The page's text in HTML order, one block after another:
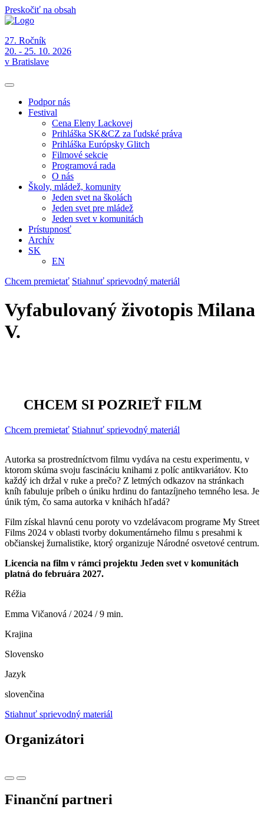
Preskočiť na obsah
27. Ročník
20. - 25. 10. 2026
v Bratislave
Podpor nás
Festival
Cena Eleny Lackovej
Prihláška SK&CZ za ľudské práva
Prihláška Európsky Glitch
Filmové sekcie
Programová rada
O nás
Školy, mládež, komunity
Jeden svet na školách
Jeden svet pre mládež
Jeden svet v komunitách
Prístupnosť
Archív
SK
EN
Chcem premietať Stiahnuť sprievodný materiál
Vyfabulovaný životopis Milana
V.
CHCEM SI POZRIEŤ FILM
Chcem premietať Stiahnuť sprievodný materiál
Autorka sa prostredníctvom filmu vydáva na cestu experimentu, v
ktorom skúma svoju fascináciu knihami z políc antikvariátov. Kto
každý ich držal v ruke a prečo? Z letmých odkazov na stránkach
kníh fabuluje príbeh o úniku hrdinu do fantazíjneho temného lesa. Je
únik tým, čo sama autorka v knihách hľadá?
Film získal hlavnú cenu poroty vo vzdelávacom programe My Street
Films 2024 v oblasti tvorby dokumentárneho filmu s presahmi k
občianskej žurnalistike, ktorý organizuje Národné osvetové centrum.
Licencia na film v rámci projektu Jeden svet v komunitách
platná do februára 2027.
Réžia
Emma Vičanová / 2024 / 9 min.
Krajina
Slovensko
Jazyk
slovenčina
Stiahnuť sprievodný materiál
Organizátori
Finanční partneri